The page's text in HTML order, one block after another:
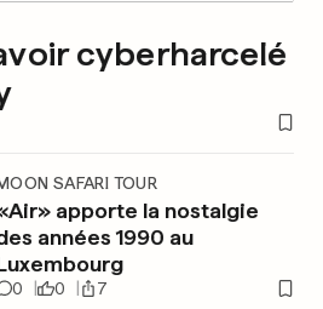
cyberharcelé
SAFARI TOUR
apporte la nostalgie
années 1990 au
0 0 7